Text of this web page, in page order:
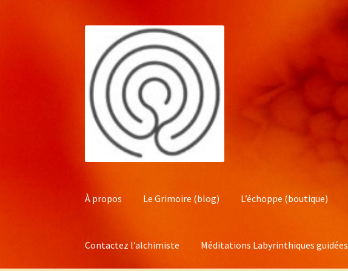
navigation
contenu
À propos Le Grimoire (blog) L’échoppe (boutique)
Contactez l’alchimiste Méditations Labyrinthiques guidées